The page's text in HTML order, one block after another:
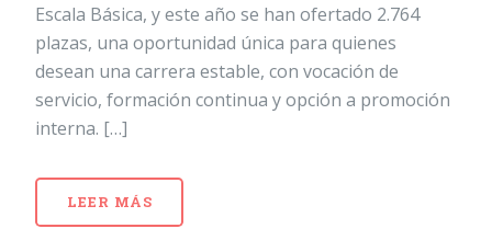
Escala Básica, y este año se han ofertado 2.764
plazas, una oportunidad única para quienes
desean una carrera estable, con vocación de
servicio, formación continua y opción a promoción
interna. […]
LEER MÁS